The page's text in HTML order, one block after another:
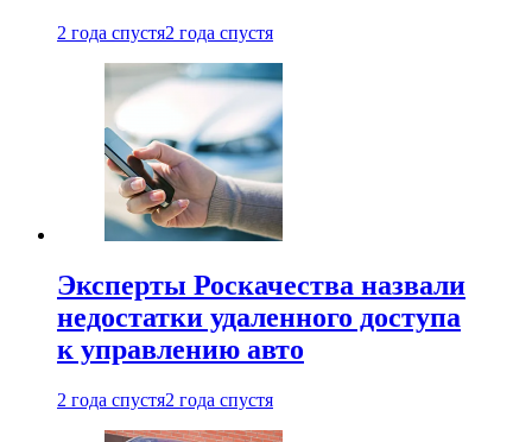
2 года спустя2 года спустя
Эксперты Роскачества назвали
недостатки удаленного доступа
к управлению авто
2 года спустя2 года спустя